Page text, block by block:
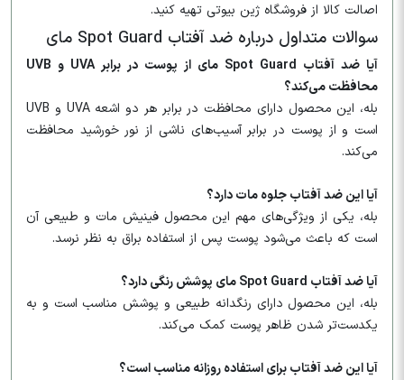
اصالت کالا از فروشگاه ژین بیوتی تهیه کنید.
سوالات متداول درباره ضد آفتاب Spot Guard مای
آیا ضد آفتاب Spot Guard مای از پوست در برابر UVA و UVB
محافظت می‌کند؟
بله، این محصول دارای محافظت در برابر هر دو اشعه UVA و UVB
است و از پوست در برابر آسیب‌های ناشی از نور خورشید محافظت
می‌کند.
آیا این ضد آفتاب جلوه مات دارد؟
بله، یکی از ویژگی‌های مهم این محصول فینیش مات و طبیعی آن
است که باعث می‌شود پوست پس از استفاده براق به نظر نرسد.
آیا ضد آفتاب Spot Guard مای پوشش رنگی دارد؟
بله، این محصول دارای رنگدانه طبیعی و پوشش مناسب است و به
یکدست‌تر شدن ظاهر پوست کمک می‌کند.
آیا این ضد آفتاب برای استفاده روزانه مناسب است؟